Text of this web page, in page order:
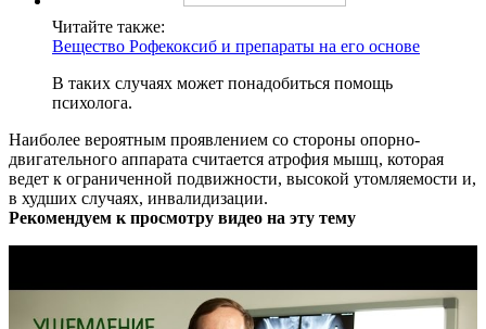
Читайте также:
Вещество Рофекоксиб и препараты на его основе
В таких случаях может понадобиться помощь
психолога.
Наиболее вероятным проявлением со стороны опорно-
двигательного аппарата считается атрофия мышц, которая
ведет к ограниченной подвижности, высокой утомляемости и,
в худших случаях, инвалидизации.
Рекомендуем к просмотру видео на эту тему